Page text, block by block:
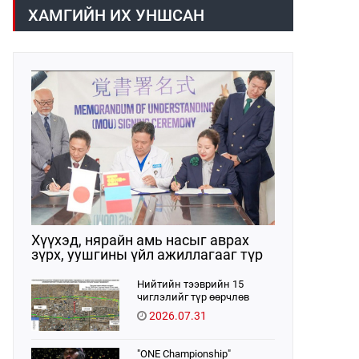
тэмцээн өнөөдөр
/2026.08.05/ эхэллээ. Тивийн
волейболын спорт үүсэж хөгжсөний
100 жилийн ойтой давхцаж
байгаагаараа онцлог ач
холбогдолтой юм.
ХАМГИЙН ИХ УНШСАН
Хүүхэд, нярайн амь насыг аврах
зүрх, уушгины үйл ажиллагааг түр
ЭХЭМҮТ-д нэвтрүүлнэНийтийн тээврийн 15
чиглэлийг түр өөрчлөв
2026.07.31
"ONE Championship"